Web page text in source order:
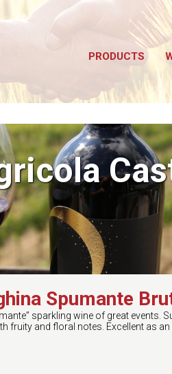
PRODUCTS
Spumante
sparkling wine of great events.
fruity and floral notes. Excellent as